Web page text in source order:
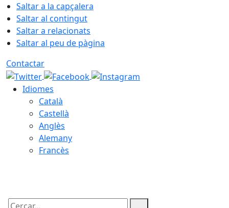
Saltar a la capçalera
Saltar al contingut
Saltar a relacionats
Saltar al peu de pàgina
Contactar
Idiomes
Català
Castellà
Anglès
Alemany
Francès